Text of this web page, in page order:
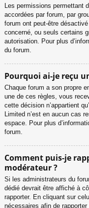
Les permissions permettant
accordées par forum, par
forum ont peut-être
concerné, ou seuls certains
autorisation. Pour plus
du forum.
Pourquoi ai-je reçu
Chaque forum a son propre
une de ces règles, vous
cette décision n’appartient
Limited n’est en aucun cas
espace. Pour plus
forum.
Comment puis-je
modérateur ?
Si les administrateurs du
dédié devrait être affiché à
rapporter. En cliquant sur
nécessaires afin de